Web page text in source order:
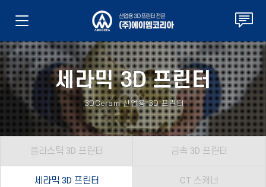
세라믹 3D 프린터
3DCeram 산업용 3D 프린터
플라스틱 3D 프린터 금속 3D 프린터
세라믹 3D 프린터 CT 스캐너